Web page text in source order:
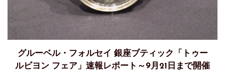
グルーベル・フォルセイ 銀座ブティック「トゥー
ルビヨン フェア」速報レポート～9月21日まで開催